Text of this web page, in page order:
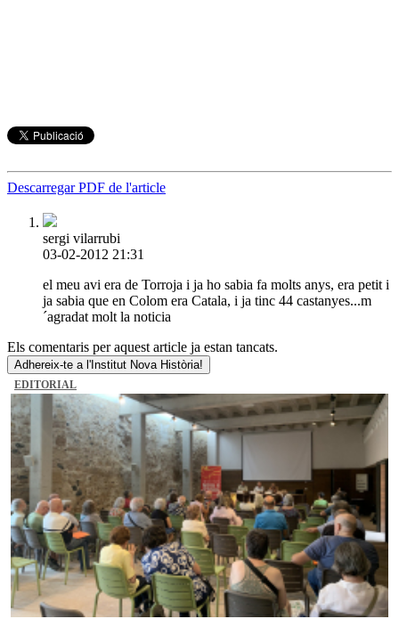
Descarregar PDF de l'article
sergi vilarrubi
03-02-2012 21:31
el meu avi era de Torroja i ja ho sabia fa molts anys, era petit i
ja sabia que en Colom era Catala, i ja tinc 44 castanyes...m
´agradat molt la noticia
Els comentaris per aquest article ja estan tancats.
Adhereix-te a l'Institut Nova Història!
EDITORIAL